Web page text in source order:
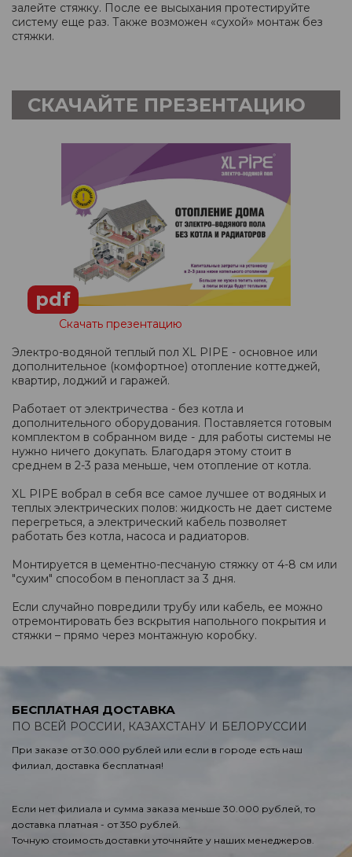
залейте стяжку. После ее высыхания протестируйте
систему еще раз. Также возможен «сухой» монтаж без
стяжки.
СКАЧАЙТЕ ПРЕЗЕНТАЦИЮ
pdf
Скачать презентацию
Электро-водяной теплый пол XL PIPE - основное или
дополнительное (комфортное) отопление коттеджей,
квартир, лоджий и гаражей.
Работает от электричества - без котла и
дополнительного оборудования. Поставляется готовым
комплектом в собранном виде - для работы системы не
нужно ничего докупать. Благодаря этому стоит в
среднем в 2-3 раза меньше, чем отопление от котла.
XL PIPE вобрал в себя все самое лучшее от водяных и
теплых электрических полов: жидкость не дает системе
перегреться, а электрический кабель позволяет
работать без котла, насоса и радиаторов.
Монтируется в цементно-песчаную стяжку от 4-8 см или
"сухим" способом в пенопласт за 3 дня.
Если случайно повредили трубу или кабель, ее можно
отремонтировать без вскрытия напольного покрытия и
стяжки – прямо через монтажную коробку.
БЕСПЛАТНАЯ ДОСТАВКА
ПО ВСЕЙ РОССИИ, КАЗАХСТАНУ И БЕЛОРУССИИ
При заказе от 30.000 рублей или если в городе есть наш
филиал, доставка бесплатная!
Если нет филиала и сумма заказа меньше 30.000 рублей, то
доставка платная - от 350 рублей.
Точную стоимость доставки уточняйте у наших менеджеров.